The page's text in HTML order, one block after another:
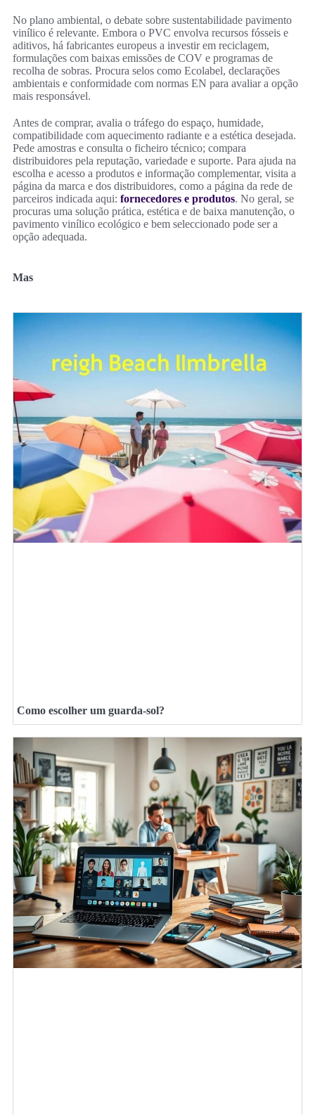
No plano ambiental, o debate sobre sustentabilidade pavimento
vinílico é relevante. Embora o PVC envolva recursos fósseis e
aditivos, há fabricantes europeus a investir em reciclagem,
formulações com baixas emissões de COV e programas de
recolha de sobras. Procura selos como Ecolabel, declarações
ambientais e conformidade com normas EN para avaliar a opção
mais responsável.
Antes de comprar, avalia o tráfego do espaço, humidade,
compatibilidade com aquecimento radiante e a estética desejada.
Pede amostras e consulta o ficheiro técnico; compara
distribuidores pela reputação, variedade e suporte. Para ajuda na
escolha e acesso a produtos e informação complementar, visita a
página da marca e dos distribuidores, como a página da rede de
parceiros indicada aqui: fornecedores e produtos. No geral, se
procuras uma solução prática, estética e de baixa manutenção, o
pavimento vinílico ecológico e bem seleccionado pode ser a
opção adequada.
Mas
Como escolher um guarda-sol?